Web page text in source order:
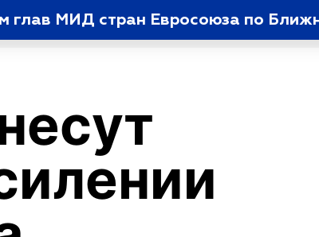
глав МИД стран Евросоюза по